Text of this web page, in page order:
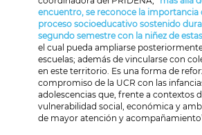
encuentro, se reconoce la importancia
proceso socioeducativo sostenido
segundo semestre con la niñez de
el cual pueda ampliarse
escuelas; además de vincularse con
en este territorio. Es una forma de
compromiso de la UCR con las
adolescencias que, frente a contextos
vulnerabilidad social, económica y
de mayor atención y